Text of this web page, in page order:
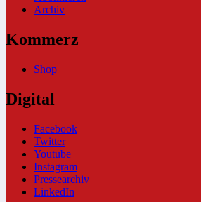
Archiv
Kommerz
Shop
Digital
Facebook
Twitter
Youtube
Instagram
Pressearchiv
LinkedIn